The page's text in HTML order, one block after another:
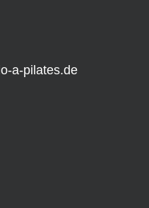
a-pilates.de